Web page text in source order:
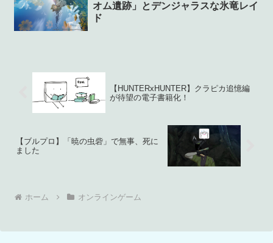
オム遺跡」とデンジャラスな氷竜レイ
ド
【HUNTERxHUNTER】クラピカ追憶編
が待望の電子書籍化！
【ブルプロ】「暁の虫砦」で無事、死に
ました
ホーム オンラインゲーム